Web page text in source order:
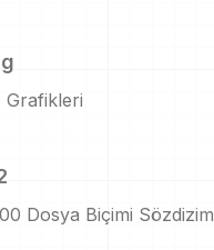
Grafikleri
Dosya Biçimi